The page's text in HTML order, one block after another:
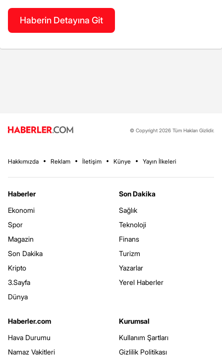
Haberin Detayına Git
© Copyright 2026 Tüm Hakları Gizlidir.
Hakkımızda Reklam İletişim Künye Yayın İlkeleri
Haberler
Ekonomi
Spor
Magazin
Son Dakika
Kripto
3.Sayfa
Dünya
Son Dakika
Sağlık
Teknoloji
Finans
Turizm
Yazarlar
Yerel Haberler
Haberler.com
Hava Durumu
Namaz Vakitleri
Kurumsal
Kullanım Şartları
Gizlilik Politikası